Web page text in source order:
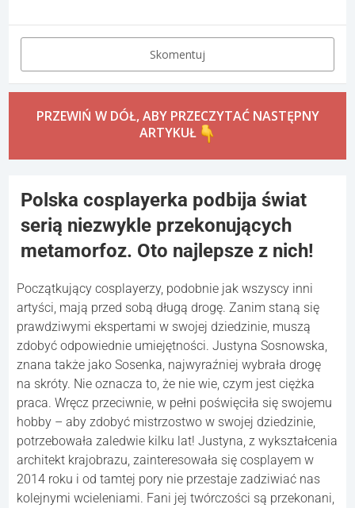
Skomentuj
PRZEWIŃ W DÓŁ, ABY PRZECZYTAĆ NASTĘPNY
ARTYKUŁ
Polska cosplayerka podbija świat
serią niezwykle przekonujących
metamorfoz. Oto najlepsze z nich!
Początkujący cosplayerzy, podobnie jak wszyscy inni
artyści, mają przed sobą długą drogę. Zanim staną się
prawdziwymi ekspertami w swojej dziedzinie, muszą
zdobyć odpowiednie umiejętności. Justyna Sosnowska,
znana także jako Sosenka, najwyraźniej wybrała drogę
na skróty. Nie oznacza to, że nie wie, czym jest ciężka
praca. Wręcz przeciwnie, w pełni poświęciła się swojemu
hobby – aby zdobyć mistrzostwo w swojej dziedzinie,
potrzebowała zaledwie kilku lat! Justyna, z wykształcenia
architekt krajobrazu, zainteresowała się cosplayem w
2014 roku i od tamtej pory nie przestaje zadziwiać nas
kolejnymi wcieleniami. Fani jej twórczości są przekonani,